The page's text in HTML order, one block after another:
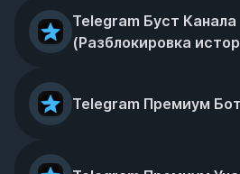
Telegram Буст Канала
(Разблокировка
Telegram Премиум